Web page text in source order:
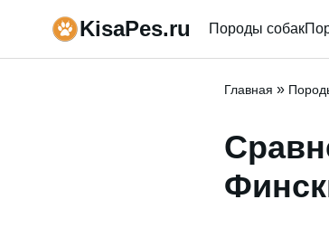
KisaPes.ru Породы собак
Главная »